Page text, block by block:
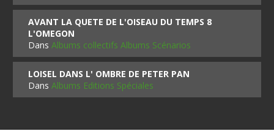
AVANT LA QUETE DE L'OISEAU DU TEMPS 8
L'OMEGON
DansAlbums collectifs Albums Scénarios
LOISEL DANS L' OMBRE DE PETER PAN
DansAlbums Editions Spéciales